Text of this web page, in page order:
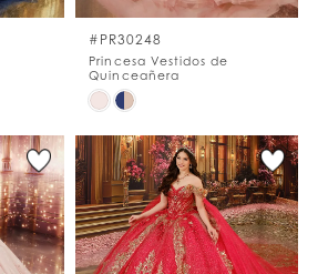
#PR30248
Princesa Vestidos de
Quinceañera
Skip
#9fb8d3136f
to
end